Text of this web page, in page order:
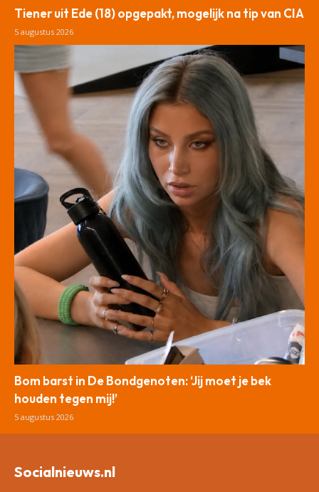
Tiener uit Ede (18) opgepakt, mogelijk na tip van CIA
5 augustus 2026
Bom barst in De Bondgenoten: ‘Jij moet je bek
houden tegen mij!’
5 augustus 2026
Socialnieuws.nl